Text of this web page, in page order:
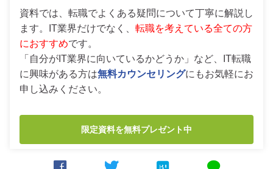
資料では、転職でよくある疑問について丁寧に解説し
ます。IT業界だけでなく、 転職を考えている全ての方
におすすめです。
「自分がIT業界に向いているかどうか」など、IT転職
に興味がある方は無料カウンセリングにもお気軽にお
申し込みください。
限定資料を無料プレゼント中